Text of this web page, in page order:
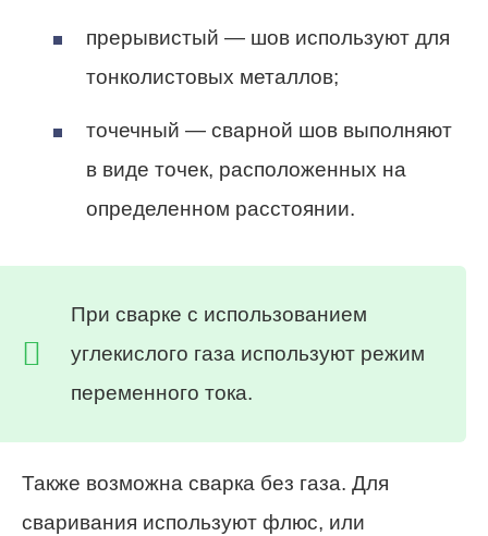
прерывистый — шов используют для
тонколистовых металлов;
точечный — сварной шов выполняют
в виде точек, расположенных на
определенном расстоянии.
При сварке с использованием
углекислого газа используют режим
переменного тока.
Также возможна сварка без газа. Для
сваривания используют флюс, или